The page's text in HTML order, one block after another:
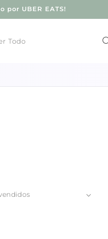
por UBER EATS!
Todo